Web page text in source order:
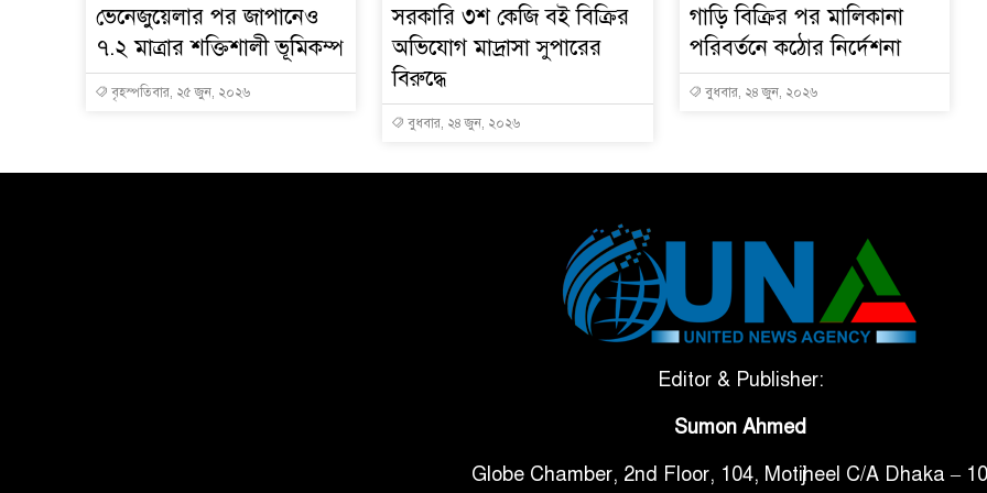
ভেনেজুয়েলার পর জাপানেও
৭.২ মাত্রার শক্তিশালী ভূমিকম্প
বৃহস্পতিবার, ২৫ জুন, ২০২৬
সরকারি ৩শ কেজি বই বিক্রির
অভিযোগ মাদ্রাসা সুপারের
বিরুদ্ধে
বুধবার, ২৪ জুন, ২০২৬
গাড়ি বিক্রির পর মালিকানা
পরিবর্তনে কঠোর নির্দেশনা
বুধবার, ২৪ জুন, ২০২৬
Editor & Publisher:
Sumon Ahmed
Globe Chamber, 2nd Floor, 104, Motijheel C/A Dhaka –